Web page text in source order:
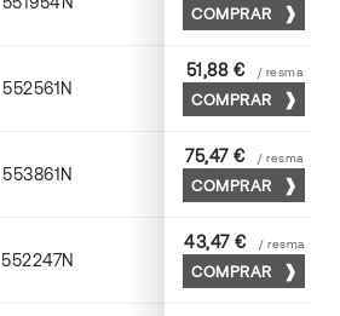
COMPRAR
552561N 63 x 88
51,88 € / resma
COMPRAR
553861N 63 x 88
75,47 € / resma
COMPRAR
552247N 45 x 64
43,47 € / resma
COMPRAR